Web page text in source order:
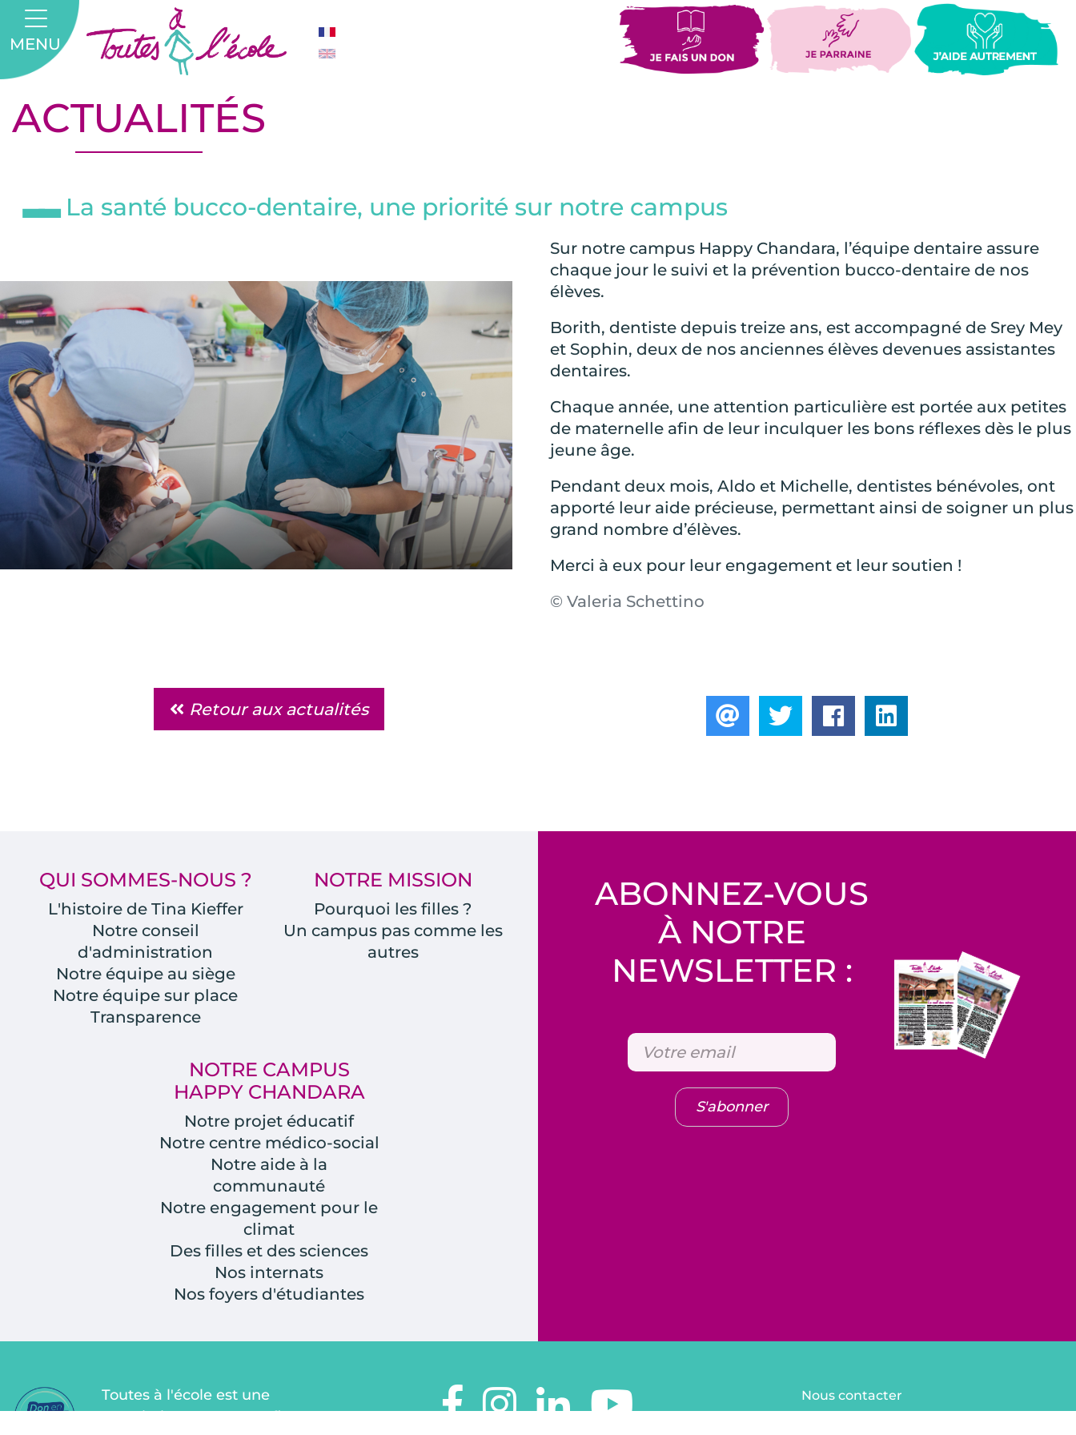
ACTUALITÉS
La santé bucco-dentaire, une priorité sur notre campus
Sur notre campus Happy Chandara, l’équipe dentaire assure
chaque jour le suivi et la prévention bucco-dentaire de nos
élèves.
Borith, dentiste depuis treize ans, est accompagné de Srey Mey
et Sophin, deux de nos anciennes élèves devenues assistantes
dentaires.
Chaque année, une attention particulière est portée aux petites
de maternelle afin de leur inculquer les bons réflexes dès le plus
jeune âge.
Pendant deux mois, Aldo et Michelle, dentistes bénévoles, ont
apporté leur aide précieuse, permettant ainsi de soigner un plus
grand nombre d’élèves.
Merci à eux pour leur engagement et leur soutien !
© Valeria Schettino
Retour aux actualités
QUI SOMMES-NOUS ?
L'histoire de Tina Kieffer
Notre conseil
d'administration
Notre équipe au siège
Notre équipe sur place
Transparence
NOTRE MISSION
Pourquoi les filles ?
Un campus pas comme les
autres
NOTRE CAMPUS
HAPPY CHANDARA
Notre projet éducatif
Notre centre médico-social
Notre aide à la
communauté
Notre engagement pour le
climat
Des filles et des sciences
Nos internats
Nos foyers d'étudiantes
ABONNEZ-VOUS
À NOTRE
NEWSLETTER :
S'abonner
Toutes à l'école est une
association Don en Confiance
Nous contacter
MENU